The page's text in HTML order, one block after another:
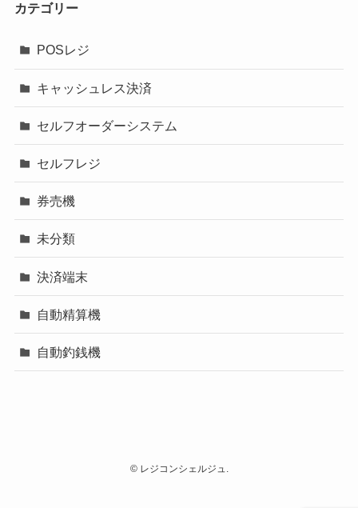
カテゴリー
POSレジ
キャッシュレス決済
セルフオーダーシステム
セルフレジ
券売機
未分類
決済端末
自動精算機
自動釣銭機
©レジコンシェルジュ.